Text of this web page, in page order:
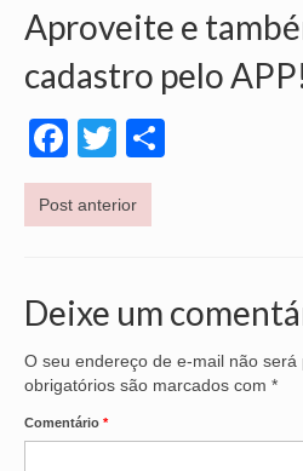
ANALISTAS
ACESSIBILIDADE E
LGBTQIA+
MULHERES
OFICIAIS DE JUSTIÇA
SOLIDARIEDADE
TÉCNICOS
Aproveite e
cadastro pelo APP!
Facebook
Twitter
Post anterior
Deixe um
O seu endereço de e-mail não será
obrigatórios são marcados com *
Comentário *